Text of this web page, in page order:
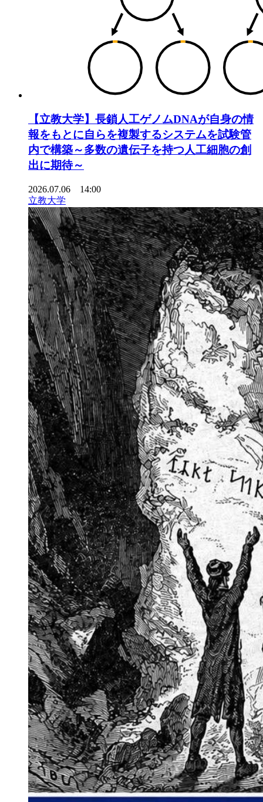
【立教大学】長鎖人工ゲノムDNAが自身の情
報をもとに自らを複製するシステムを試験管
内で構築～多数の遺伝子を持つ人工細胞の創
出に期待～
2026.07.06 14:00
立教大学